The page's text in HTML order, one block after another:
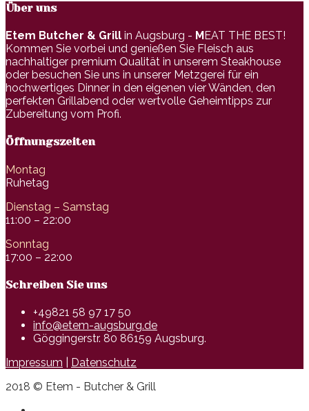
Über uns
Etem Butcher & Grill in Augsburg - M EAT THE BEST!
Kommen Sie vorbei und genießen Sie Fleisch aus
nachhaltiger premium Qualität in unserem Steakhouse
oder besuchen Sie uns in unserer Metzgerei für ein
hochwertiges Dinner in den eigenen vier Wänden, den
perfekten Grillabend oder wertvolle Geheimtipps zur
Zubereitung vom Profi.
Öffnungszeiten
Montag
Ruhetag
Dienstag – Samstag
11:00 – 22:00
Sonntag
17:00 – 22:00
Schreiben Sie uns
+49821 58 97 17 50
info@etem-augsburg.de
Göggingerstr. 80 86159 Augsburg.
Impressum
Datenschutz
2018 © Etem - Butcher & Grill